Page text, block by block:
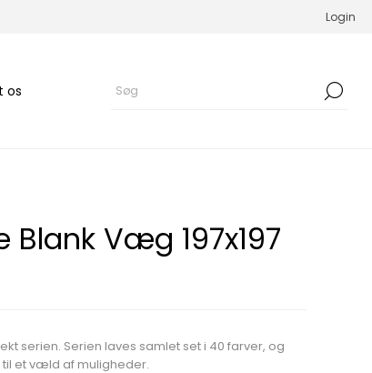
Login
os
Blank Væg 197x197
serien. Serien laves samlet set i 40 farver, og
et væld af muligheder.